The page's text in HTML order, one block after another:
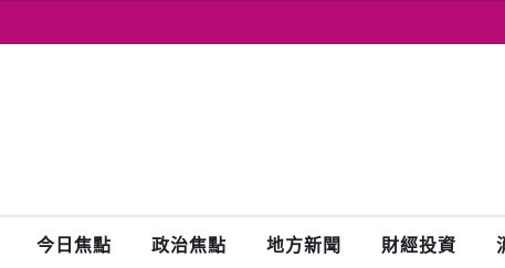
to
今日焦點 政治焦點 地方新聞 財經投資